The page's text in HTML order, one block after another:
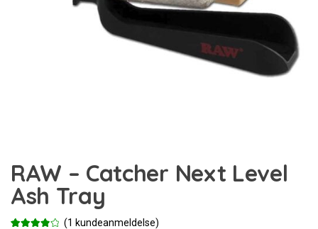
RAW – Catcher Next Level
Ash Tray
(1 kundeanmeldelse)